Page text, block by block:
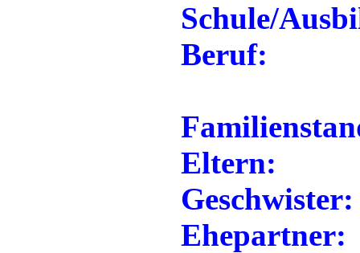
Schule/
Beruf:
Eltern:
Geschwister:
Ehepartner: